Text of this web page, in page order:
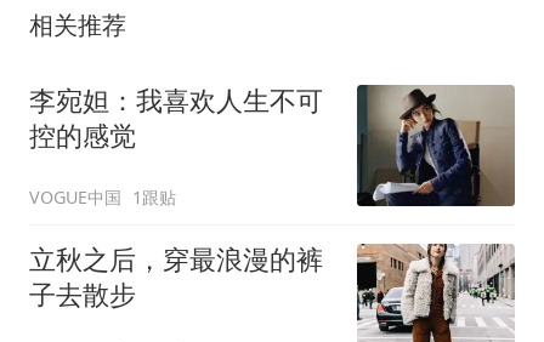
相关推荐
李宛妲：我喜欢人生不可
控的感觉
VOGUE中国 1跟贴
立秋之后，穿最浪漫的裤
子去散步